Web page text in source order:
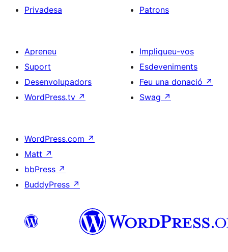
Privadesa
Patrons
Apreneu
Suport
Desenvolupadors
WordPress.tv ↗
Impliqueu-vos
Esdeveniments
Feu una donació ↗
Swag ↗
WordPress.com ↗
Matt ↗
bbPress ↗
BuddyPress ↗